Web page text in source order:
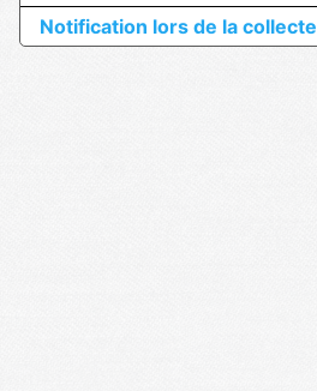
Notification lors de la collecte